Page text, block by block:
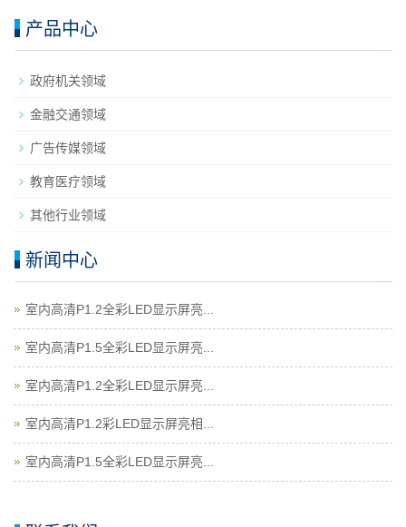
产品中心
政府机关领域
金融交通领域
广告传媒领域
教育医疗领域
其他行业领域
新闻中心
室内高清P1.2全彩LED显示屏亮...
室内高清P1.5全彩LED显示屏亮...
室内高清P1.2全彩LED显示屏亮...
室内高清P1.2彩LED显示屏亮相...
室内高清P1.5全彩LED显示屏亮...